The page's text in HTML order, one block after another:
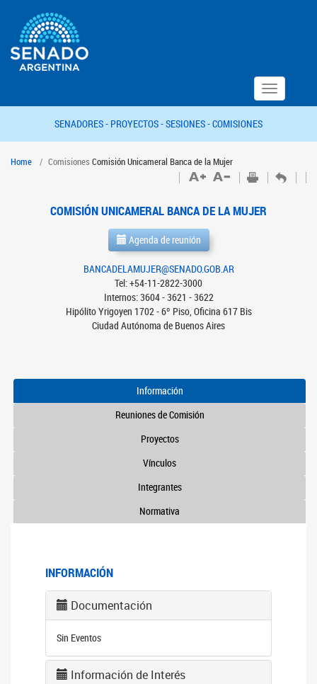
Toggle
navigation
SENADORES - PROYECTOS -SESIONES -COMISIONES
Home Comisiones Comisión Unicameral Banca de la Mujer
COMISIÓN UNICAMERAL BANCA DE LA MUJER
Agenda de reunión
BANCADELAMUJER@SENADO.GOB.AR
Tel: +54-11-2822-3000
Internos: 3604 - 3621 - 3622
Hipólito Yrigoyen 1702 - 6º Piso, Oficina 617 Bis
Ciudad Autónoma de Buenos Aires
Información
Reuniones de Comisión
Proyectos
Vínculos
Integrantes
Normativa
INFORMACIÓN
Documentación
Sin Eventos
Información de Interés